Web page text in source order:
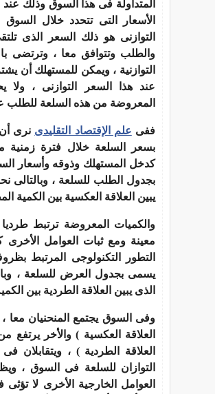
المتداولة فى هذا السوق وذلك
الأسعار التى تتحدد خلال السوق
التوازنى هو ذلك السعر الذى
والطلب وتتوافق معا ، وترتضى
التوازنية ، ويمكن للمستهلك أن
عند هذا السعر التوازنى ، ولا
المعروضة من هذه السلعة للطلب
ففى علم الإقتصاد التقليدى نرى
بسعر السلعة خلال فترة زمنية
كدخل المستهلك وذوقه وأسعار
بجدول الطلب للسلعة ،
يبين العلاقة العكسية بين الكمية
والكميات المعروضة ترتبط
معينة ومع ثبات العوامل الأخرى
التطور التكنولوجى المرتبط
يسمى بجدول العرض للسلعة ،
الذى يبين العلاقة الطردية بين
وفى السوق يجتمع المنحنيان معا
العلاقة العكسية ) والأخر
العلاقة الطردية ) ، ويتقابلان
التوازان للسلعة فى السوق ،
العوامل الخارجية الأخرى لا